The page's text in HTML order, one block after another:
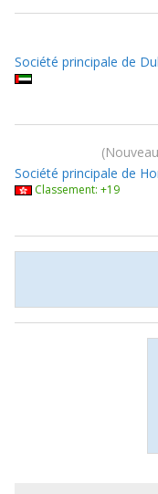
Société principale de
Société principale de
Classement: +19